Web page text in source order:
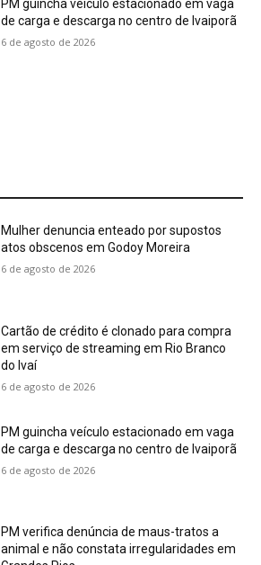
PM guincha veículo estacionado em vaga
de carga e descarga no centro de Ivaiporã
6 de agosto de 2026
Mulher denuncia enteado por supostos
atos obscenos em Godoy Moreira
6 de agosto de 2026
Cartão de crédito é clonado para compra
em serviço de streaming em Rio Branco
do Ivaí
6 de agosto de 2026
PM guincha veículo estacionado em vaga
de carga e descarga no centro de Ivaiporã
6 de agosto de 2026
PM verifica denúncia de maus-tratos a
animal e não constata irregularidades em